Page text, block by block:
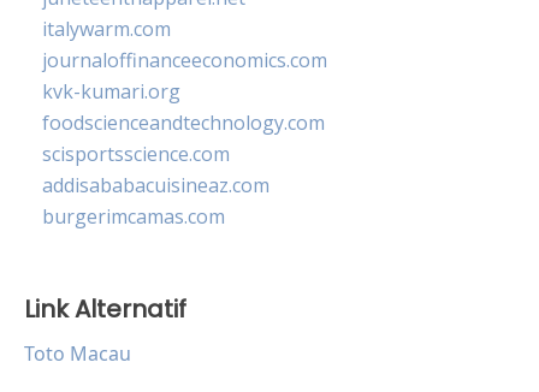
italywarm.com
journaloffinanceeconomics.com
kvk-kumari.org
foodscienceandtechnology.com
scisportsscience.com
addisababacuisineaz.com
burgerimcamas.com
Link Alternatif
Toto Macau